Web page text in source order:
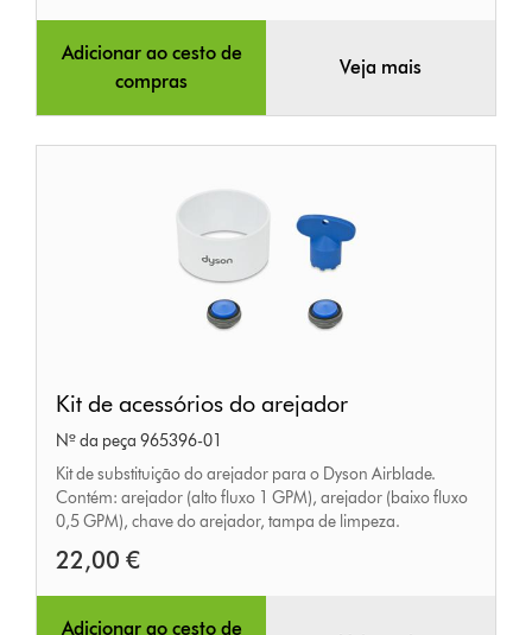
Adicionar ao cesto de
compras
Veja mais
de
acessórios
do
arejador
Kit de acessórios do arejador
Nº da peça 965396-01
Kit de substituição do arejador para o Dyson Airblade.
Contém: arejador (alto fluxo 1 GPM), arejador (baixo fluxo
0,5 GPM), chave do arejador, tampa de limpeza.
22,00 €
Adicionar ao cesto de